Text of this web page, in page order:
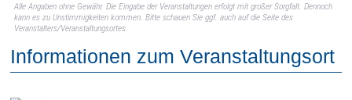
Alle Angaben ohne Gewähr. Die Eingabe der Veranstaltungen erfolgt mit großer Sorgfalt. Dennoch
kann es zu Unstimmigkeiten kommen. Bitte schauen Sie ggf. auch auf die Seite des
Veranstalters/Veranstaltungsortes.
Informationen zum Veranstaltungsort